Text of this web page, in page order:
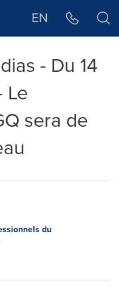
EN
- Du 14
Le
sera de
du